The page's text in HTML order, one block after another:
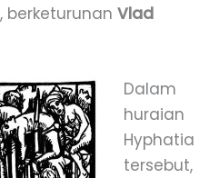
, berketurunanVlad
Dalam
huraian
Hyphatia
tersebut,